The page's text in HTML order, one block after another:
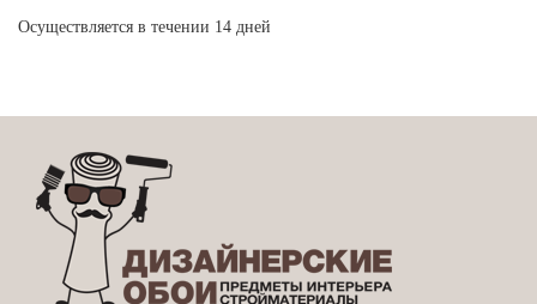
Осуществляется в течении 14 дней